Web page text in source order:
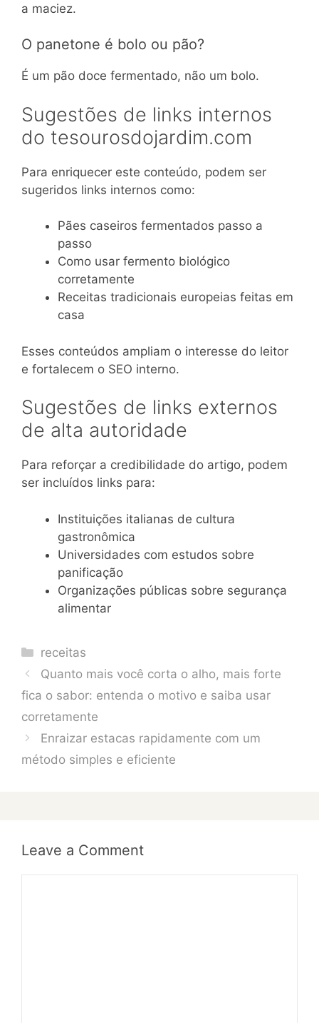
a maciez.
O panetone é bolo ou pão?
É um pão doce fermentado, não um bolo.
Sugestões de links internos
do tesourosdojardim.com
Para enriquecer este conteúdo, podem ser
sugeridos links internos como:
Pães caseiros fermentados passo a
passo
Como usar fermento biológico
corretamente
Receitas tradicionais europeias feitas em
casa
Esses conteúdos ampliam o interesse do leitor
e fortalecem o SEO interno.
Sugestões de links externos
de alta autoridade
Para reforçar a credibilidade do artigo, podem
ser incluídos links para:
Instituições italianas de cultura
gastronômica
Universidades com estudos sobre
panificação
Organizações públicas sobre segurança
alimentar
Categories
receitas
Quanto mais você corta o alho, mais forte
fica o sabor: entenda o motivo e saiba usar
corretamente
Enraizar estacas rapidamente com um
método simples e eficiente
Leave a Comment